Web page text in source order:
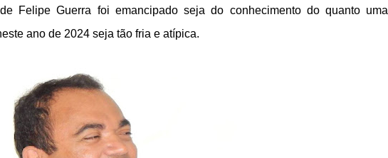
Felipe Guerra foi emancipado seja do conhecimento do quanto uma
ano de 2024 seja tão fria e atípica.